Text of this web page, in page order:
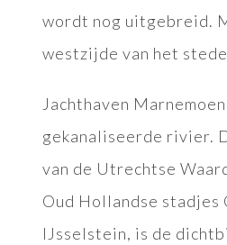
wordt nog uitgebreid.
westzijde van het
Jachthaven
gekanaliseerde rivier.
van de Utrechtse
Oud Hollandse stadjes
IJsselstein, is de